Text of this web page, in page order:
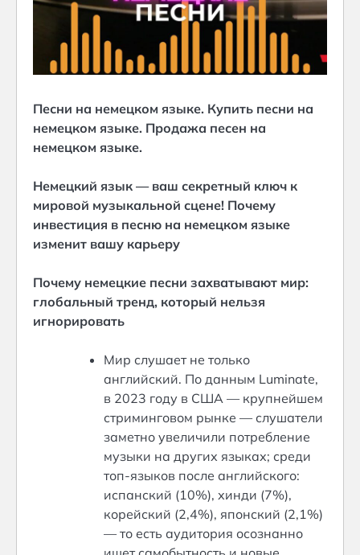
Песни на немецком языке. Купить песни на
немецком языке. Продажа песен на
немецком языке.
Немецкий язык — ваш секретный ключ к
мировой музыкальной сцене! Почему
инвестиция в песню на немецком языке
изменит вашу карьеру
Почему немецкие песни захватывают мир:
глобальный тренд, который нельзя
игнорировать
Мир слушает не только
английский. По данным Luminate,
в 2023 году в США — крупнейшем
стриминговом рынке — слушатели
заметно увеличили потребление
музыки на других языках; среди
топ-языков после английского:
испанский (10%), хинди (7%),
корейский (2,4%), японский (2,1%)
— то есть аудитория осознанно